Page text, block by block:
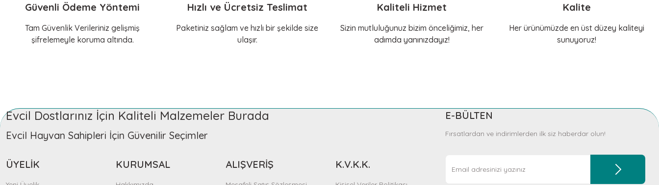
Güvenli Ödeme Yöntemi
Tam Güvenlik Verileriniz gelişmiş
şifrelemeyle koruma altında.
Hızlı ve Ücretsiz Teslimat
Paketiniz sağlam ve hızlı bir şekilde size
ulaşır.
Kaliteli Hizmet
Sizin mutluluğunuz bizim önceliğimiz, her
adımda yanınızdayız!
Kalite
Her ürünümüzde en üst düzey kaliteyi
sunuyoruz!
Evcil Dostlarınız İçin Kaliteli Malzemeler Burada
Evcil Hayvan Sahipleri İçin Güvenilir Seçimler
ÜYELİK KURUMSAL ALIŞVERİŞ K.V.K.K.
E-BÜLTEN
Fırsatlardan ve indirimlerden ilk siz haberdar olun!